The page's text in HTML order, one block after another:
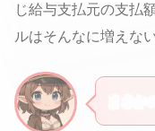
じ給与支払元の支払
ルはそんなに増えな